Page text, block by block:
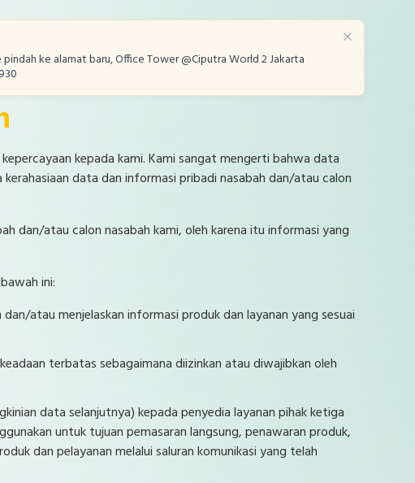
ke alamat baru, Office Tower @Ciputra World 2 Jakarta
kepada kami. Kami sangat mengerti bahwa data
data dan informasi pribadi nasabah dan/atau calon
dan/atau calon nasabah kami, oleh karena itu informasi yang
ini:
atau menjelaskan informasi produk dan layanan yang sesuai
terbatas sebagaimana diizinkan atau diwajibkan oleh
data selanjutnya) kepada penyedia layanan pihak ketiga
untuk tujuan pemasaran langsung, penawaran produk,
dan pelayanan melalui saluran komunikasi yang telah